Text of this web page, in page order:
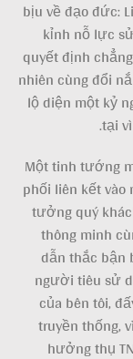
bịu về đạo đức:
kỉnh nỗ lực
quyết định
nhiên cùng đổi
lộ diện một kỷ
tại
Một tinh tướng
phối liên kết vào
tưởng quý
thông minh
dẫn thắc bận
người tiêu sử
của bên tôi,
truyền thống,
hưởng thụ